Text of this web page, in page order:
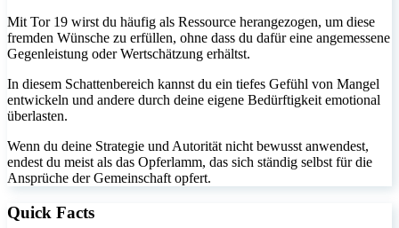
Mit Tor 19 wirst du häufig als Ressource herangezogen, um diese
fremden Wünsche zu erfüllen, ohne dass du dafür eine angemessene
Gegenleistung oder Wertschätzung erhältst.
In diesem Schattenbereich kannst du ein tiefes Gefühl von Mangel
entwickeln und andere durch deine eigene Bedürftigkeit emotional
überlasten.
Wenn du deine Strategie und Autorität nicht bewusst anwendest,
endest du meist als das Opferlamm, das sich ständig selbst für die
Ansprüche der Gemeinschaft opfert.
Quick Facts